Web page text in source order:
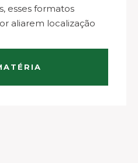
esses formatos
aliarem localização
e integração